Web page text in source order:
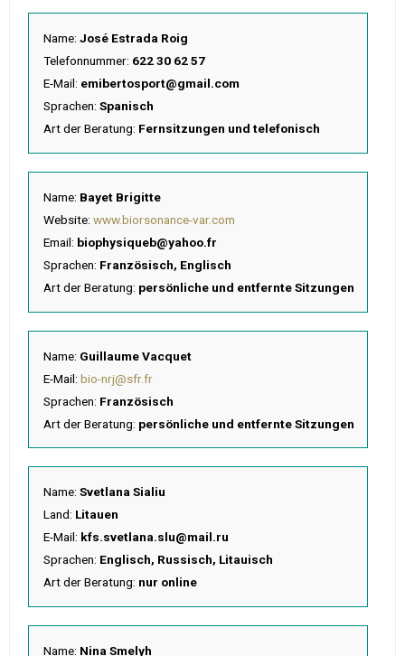
Name: José Estrada Roig
Telefonnummer: 622 30 62 57
E-Mail: emibertosport@gmail.com
Sprachen: Spanisch
Art der Beratung: Fernsitzungen und telefonisch
Name: Bayet Brigitte
Website: www.biorsonance-var.com
Email: biophysiqueb@yahoo.fr
Sprachen: Französisch, Englisch
Art der Beratung: persönliche und entfernte Sitzungen
Name: Guillaume Vacquet
E-Mail: bio-nrj@sfr.fr
Sprachen: Französisch
Art der Beratung: persönliche und entfernte Sitzungen
Name: Svetlana Sialiu
Land: Litauen
E-Mail: kfs.svetlana.slu@mail.ru
Sprachen: Englisch, Russisch, Litauisch
Art der Beratung: nur online
Name: Nina Smelyh